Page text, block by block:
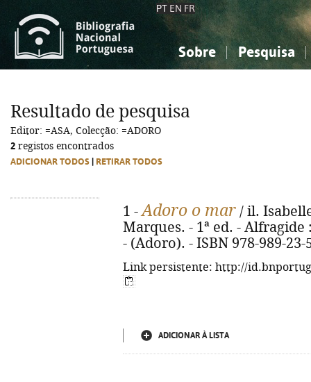
PT EN FR
Sobre Pesquisa
Ciências sociais...
Ciências sociais...
Resultado de pesquisa
Editor: =ASA, Colecção: =ADORO
2 registos encontrados
ADICIONAR TODOS RETIRAR TODOS
1 -Adoro o mar / il.
Marques. - 1ª ed. - Alfragide
- (Adoro). - ISBN 978-989-23-
Link persistente: http://
ADICIONAR À LISTA